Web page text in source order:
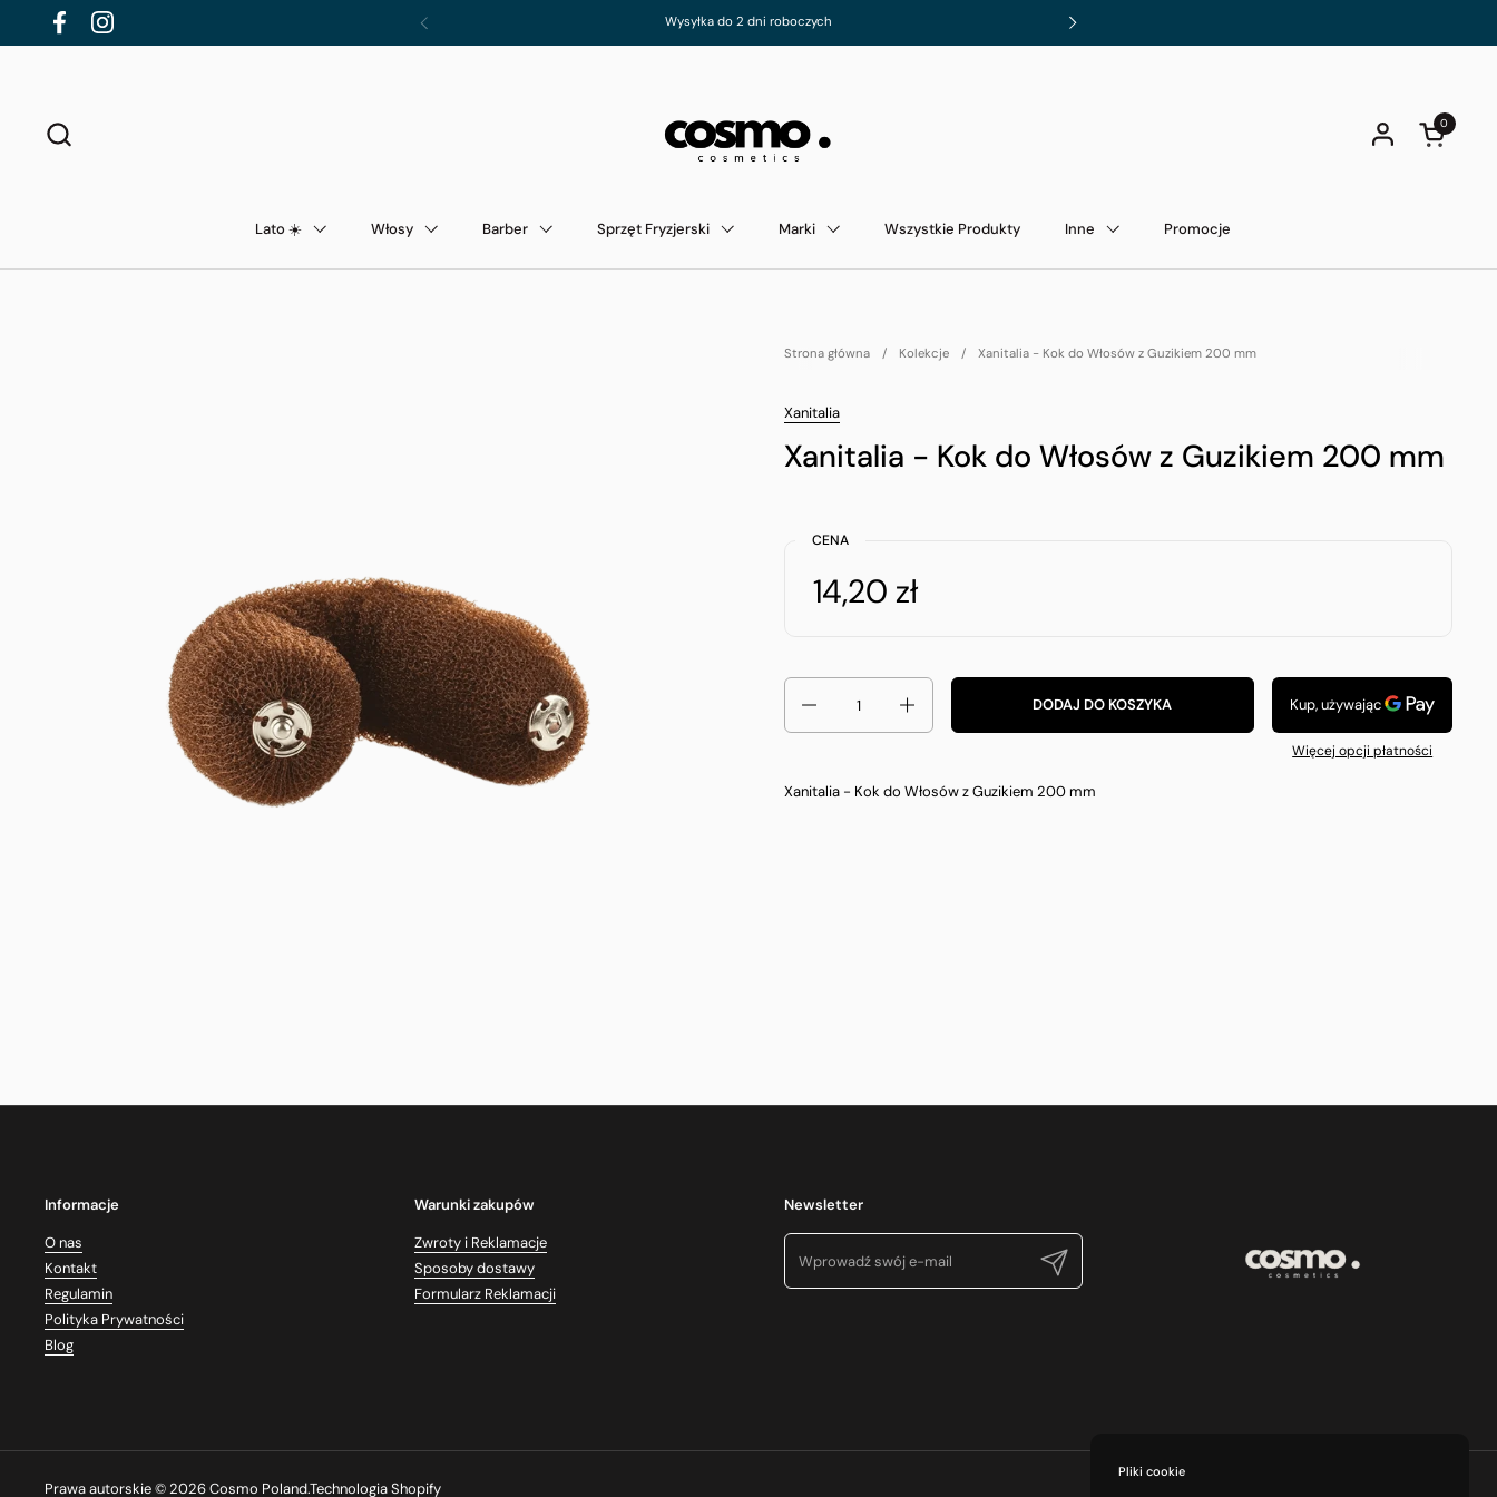
Przejdź do zawartości
FacebookInstagram Poprzednie Wysyłka do 2 dni roboczych Dalej
Otwórz
0
Lato ☀️ Włosy Barber Sprzęt Fryzjerski Marki Wszystkie Produkty Inne Promocje
Strona główna / Kolekcje / Xanitalia - Kok do Włosów z Guzikiem 200 mm
Xanitalia
Xanitalia - Kok do Włosów z Guzikiem 200 mm
CENA
14,20 zł
Ilość
DODAJ DO KOSZYKA
Więcej opcji płatności
Xanitalia - Kok do Włosów z Guzikiem 200 mm
Informacje
O nas
Kontakt
Regulamin
Polityka Prywatności
Blog
Warunki zakupów
Zwroty i Reklamacje
Sposoby dostawy
Formularz Reklamacji
Newsletter
Prześlij
Prawa autorskie © 2026Cosmo Poland.Technologia Shopify
Pliki cookie